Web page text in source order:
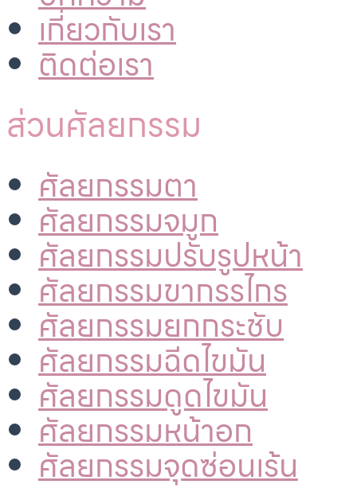
เกี่ยวกับเรา
ติดต่อเรา
ส่วนศัลยกรรม
ศัลยกรรมตา
ศัลยกรรมจมูก
ศัลยกรรมปรับรูปหน้า
ศัลยกรรมขากรรไกร
ศัลยกรรมยกกระชับ
ศัลยกรรมฉีดไขมัน
ศัลยกรรมดูดไขมัน
ศัลยกรรมหน้าอก
ศัลยกรรมจุดซ่อนเร้น